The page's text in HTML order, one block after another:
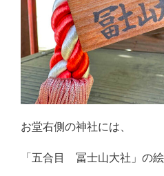
お堂右側の神社には、
「五合目 冨士山大社」の